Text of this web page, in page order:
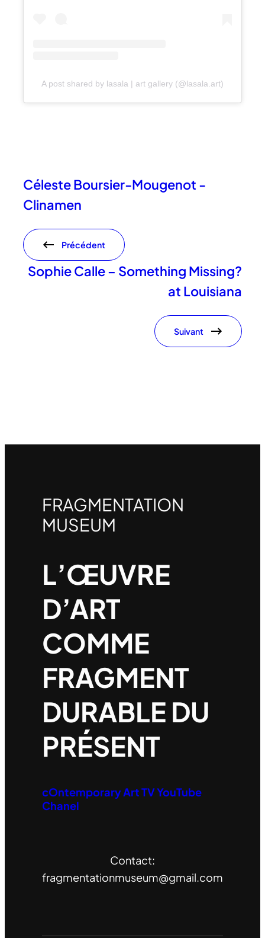
A post shared by lasala | art gallery (@lasala.art)
Céleste Boursier-Mougenot -
Clinamen
Précédent
Sophie Calle – Something Missing?
at Louisiana
Suivant
FRAGMENTATION
MUSEUM
L’ŒUVRE
D’ART
COMME
FRAGMENT
DURABLE DU
PRÉSENT
cOntemporary Art TV YouTube
Chanel
Contact:
fragmentationmuseum@gmail.com